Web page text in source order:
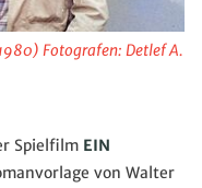
1980) Fotografen: Detlef A.
Spielfilm EIN
von Walter